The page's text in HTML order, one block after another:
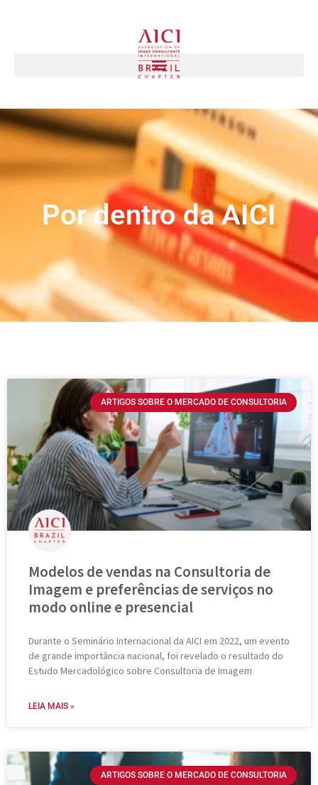
Por dentro da AICI
ARTIGOS SOBRE O MERCADO DE CONSULTORIA
Modelos de vendas na Consultoria de
Imagem e preferências de serviços no
modo online e presencial
Durante o Seminário Internacional da AICI em 2022, um evento
de grande importância nacional, foi revelado o resultado do
Estudo Mercadológico sobre Consultoria de Imagem
LEIA MAIS »
ARTIGOS SOBRE O MERCADO DE CONSULTORIA